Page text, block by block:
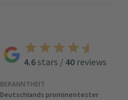
4.6stars / 40 reviews
BEKANNTHEIT
Deutschlands prominentester